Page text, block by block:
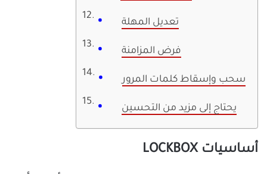
تعديل المهلة
فرض المزامنة
سحب وإسقاط كلمات المرور
يحتاج إلى مزيد من التحسين
أساسيات LOCKBOX